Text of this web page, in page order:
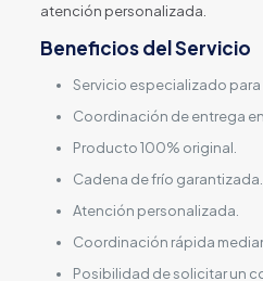
atención personalizada.
Beneficios del Servicio
Servicio especializado
Coordinación de entrega
Producto 100% original.
Cadena de frío garantizada.
Atención personalizada.
Coordinación rápida
Posibilidad de solicitar un